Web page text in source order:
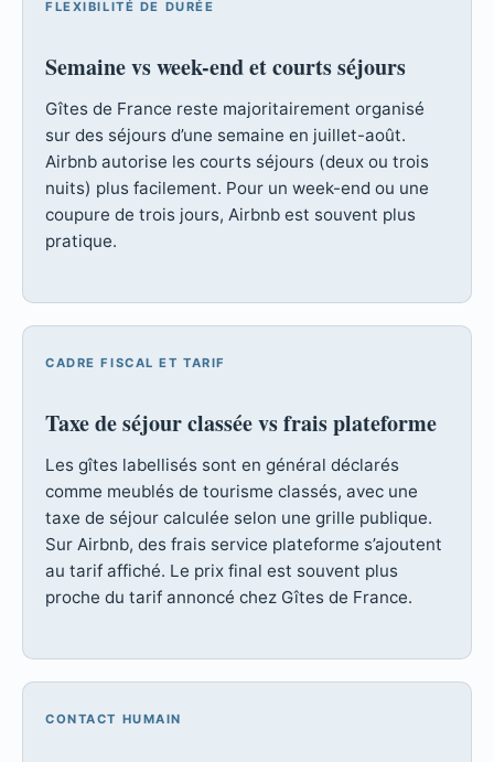
FLEXIBILITÉ DE DURÉE
Semaine vs week-end et courts séjours
Gîtes de France reste majoritairement organisé
sur des séjours d’une semaine en juillet-août.
Airbnb autorise les courts séjours (deux ou trois
nuits) plus facilement. Pour un week-end ou une
coupure de trois jours, Airbnb est souvent plus
pratique.
CADRE FISCAL ET TARIF
Taxe de séjour classée vs frais plateforme
Les gîtes labellisés sont en général déclarés
comme meublés de tourisme classés, avec une
taxe de séjour calculée selon une grille publique.
Sur Airbnb, des frais service plateforme s’ajoutent
au tarif affiché. Le prix final est souvent plus
proche du tarif annoncé chez Gîtes de France.
CONTACT HUMAIN